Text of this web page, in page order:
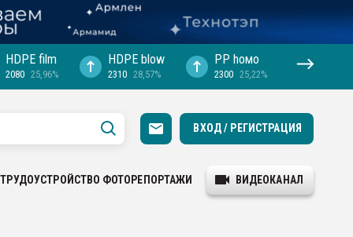
HDPE film
2080 25,96%
HDPE blow
2310 28,57%
PP hомо
2300 25,22%
ВХОД / РЕГИСТРАЦИЯ
ТРУДОУСТРОЙСТВО ФОТОРЕПОРТАЖИ ВИДЕОКАНАЛ